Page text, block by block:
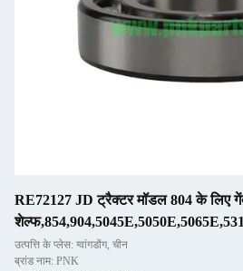
RE72127 JD ट्रैक्टर मॉडल 804 के लिए
उत्पत्ति के प्लेस: ग्वांगडोंग, चीन
ब्रांड नाम: PNK